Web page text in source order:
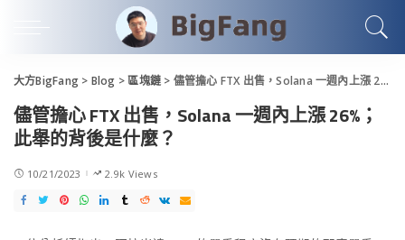
大方BigFang > Blog >區塊鏈 > 儘管擔心 FTX 出售，Solana 一週內上漲 26%；此舉的背後是什麼？
儘管擔心 FTX 出售，Solana 一週內上漲 26%；
此舉的背後是什麼？
10/21/2023 2.9k Views